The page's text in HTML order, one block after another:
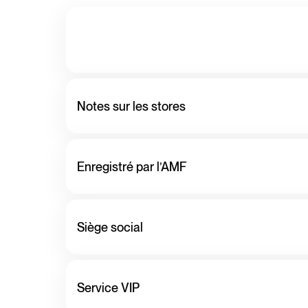
Notes sur les stores
Enregistré par l’AMF
Siège social
Service VIP